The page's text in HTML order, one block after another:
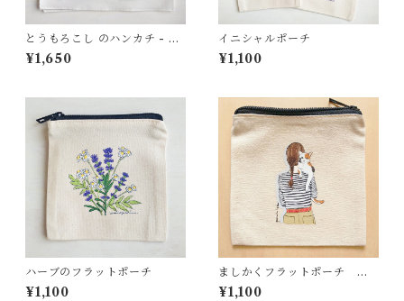
とうもろこし のハンカチ - コ
ットン・すこし大きめ - スカ
ーフにも HC23
¥1,650
イニシャルポーチ
¥1,100
ハーブのフラットポーチ
¥1,100
ましかくフラットポーチ 猫
とわたし ミケ猫
¥1,100